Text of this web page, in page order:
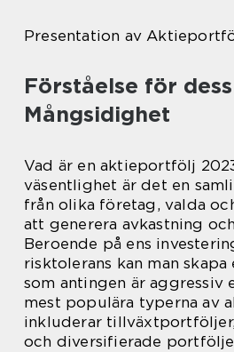
Presentation av
Förståelse för dess
Mångsidighet
Vad är en aktieportfölj
väsentlighet är det en
från olika företag, valda
att generera avkastning
Beroende på ens
risktolerans kan man
som antingen är aggressiv
mest populära typerna av
inkluderar
och diversifierade